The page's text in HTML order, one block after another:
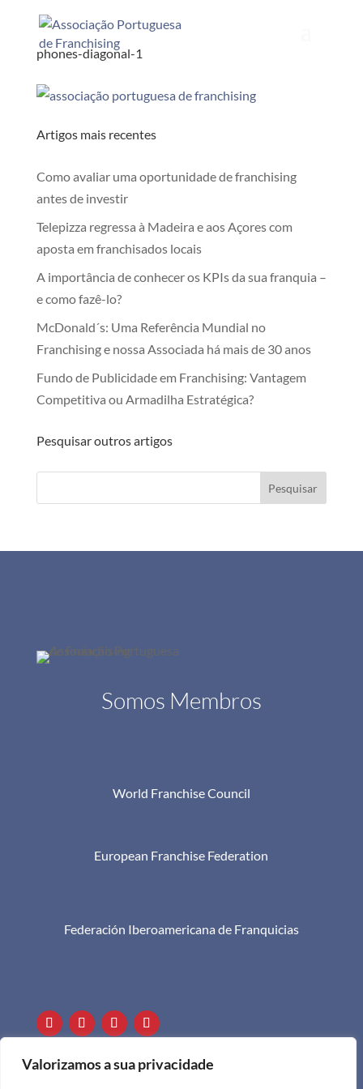
Valorizamos a sua privacidade
phones-diagonal-1
Artigos mais recentes
Como avaliar uma oportunidade de franchising
antes de investir
Telepizza regressa à Madeira e aos Açores com
aposta em franchisados locais
A importância de conhecer os KPIs da sua franquia –
e como fazê-lo?
McDonald´s: Uma Referência Mundial no
Franchising e nossa Associada há mais de 30 anos
Fundo de Publicidade em Franchising: Vantagem
Competitiva ou Armadilha Estratégica?
Pesquisar outros artigos
Pesquisar
Somos Membros
World Franchise Council
European Franchise Federation
Federación Iberoamericana de Franquicias